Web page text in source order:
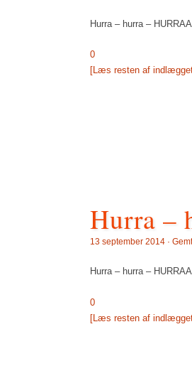
Hurra – hurra –
0
[Læs resten af
Hurra –
13 september 2014 ·
Hurra – hurra –
0
[Læs resten af